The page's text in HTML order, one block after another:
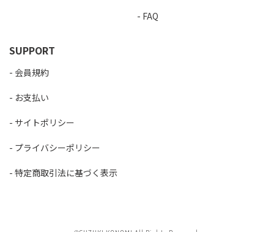
FAQ
SUPPORT
会員規約
お支払い
サイトポリシー
プライバシーポリシー
特定商取引法に基づく表示